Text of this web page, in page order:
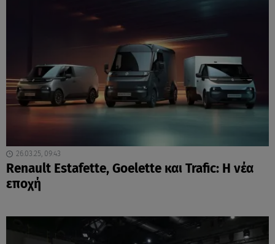
26.03.25, 09:43
Renault Estafette, Goelette και Trafic: Η νέα
εποχή